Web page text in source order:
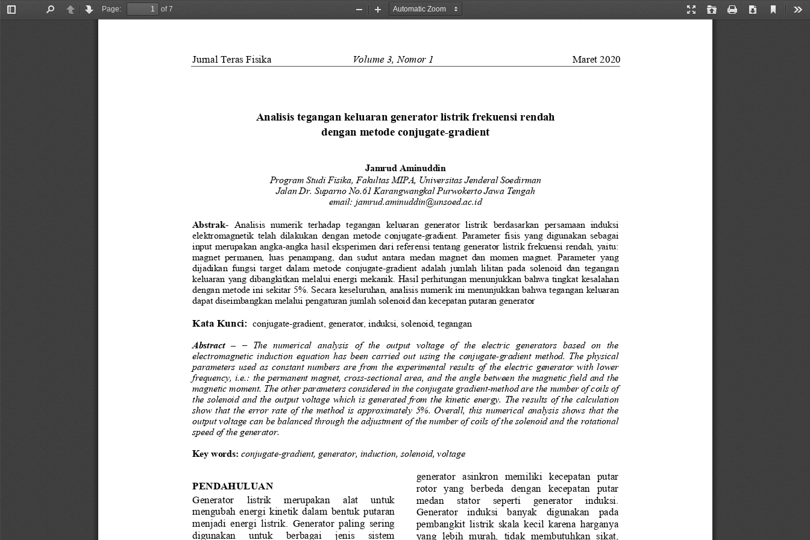
Toggle
PreviousNext
Page:
of 7
Presentation
Open Print Download
Current
Zoom
Zoom
Jurnal Teras Fisika Volume 3, Nomor 1 Maret 2020
Analisis tegangan keluaran generator listrik frekuensi rendah
dengan metode conjugate-gradient
Jamrud Aminuddin
Program Studi Fisika, Fakultas MIPA, Universitas Jenderal Soedirman
Jalan Dr. Suparno No.61 Karangwangkal Purwokerto Jawa Tengah
email: jamrud.aminuddin@unsoed.ac.id
Abstrak-
Analisis  numerik  terhadap  tegangan  keluaran  generator  listrik  berdasarkan  persamaan  induksi
elektromagnetik telah dilakukan dengan metode conjugate-gradient. Parameter fisis yang digunakan sebagai
input merupakan angka-angka hasil eksperimen dari referensi tentang generator listrik frekuensi rendah, yaitu:
magnet  permanen,  luas  penampang,  dan  sudut  antara  medan  magnet  dan  momen  magnet.  Parameter  yang
dijadikan  fungsi  target  dalam  metode  conjugate-gradient  adalah  jumlah  lilitan  pada  solenoid  dan  tegangan
keluaran yang dibangkitkan melalui energi mekanik. Hasil perhitungan menunjukkan bahwa tingkat kesalahan
dengan metode ini sekitar 5%. Secara keseluruhan, analisis numerik ini menunjukkan bahwa tegangan keluaran
dapat diseimbangkan melalui pengaturan jumlah solenoid dan kecepatan putaran generator
Kata Kunci: conjugate-gradient, generator, induksi, solenoid, tegangan
Abstract – – The  numerical analysis  of  the  output  voltage  of  the  electric  generators  based  on  the
electromagnetic  induction  equation  has  been  carried  out  using  the  conjugate-gradient  method.  The  physical
parameters used as constant numbers are from the experimental results of the electric generator with lower
frequency, i.e.: the permanent magnet, cross-sectional area, and the angle between the magnetic field and the
magnetic moment. The other parameters considered in the conjugate gradient-method are the number of coils of
the solenoid and the output voltage which is generated from the kinetic energy. The results of the calculation
show that the error rate of the method is approximately 5%. Overall, this numerical analysis shows that the
output voltage can be balanced through the adjustment of the number of coils of the solenoid and the rotational
speed of the generator.
Key words: conjugate-gradient, generator, induction, solenoid, voltage
PENDAHULUAN
Generator  listrik  merupakan  alat  untuk
mengubah energi kinetik dalam bentuk putaran
menjadi energi listrik. Generator paling sering
digunakan  untuk  berbagai  jenis  sistem
generator  asinkron  memiliki  kecepatan  putar
rotor  yang  berbeda  dengan  kecepatan  putar
medan  stator  seperti  generator  induksi.
Generator  induksi  banyak  digunakan  pada
pembangkit listrik skala kecil karena harganya
yang  lebih  murah,  tidak  membutuhkan  sikat,